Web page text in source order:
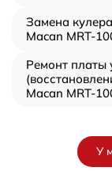
Замена
Macan MRT-
Ремонт платы
Macan MRT-
У